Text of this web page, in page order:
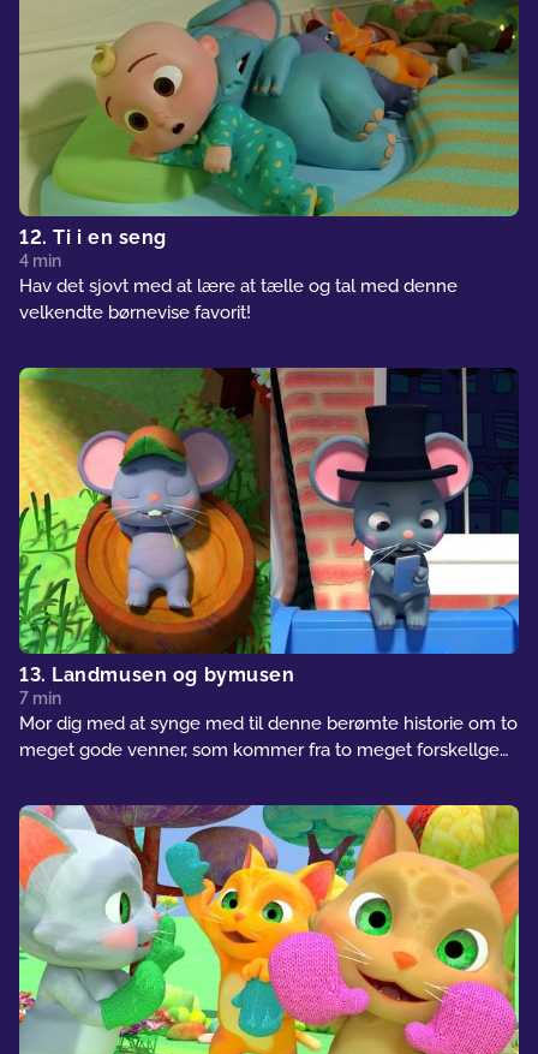
12. Ti i en seng
4 min
Hav det sjovt med at lære at tælle og tal med denne
velkendte børnevise favorit!
13. Landmusen og bymusen
7 min
Mor dig med at synge med til denne berømte historie om to
meget gode venner, som kommer fra to meget forskellge